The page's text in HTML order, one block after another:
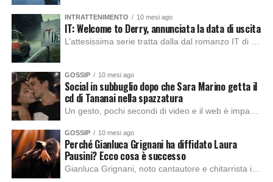
INTRATTENIMENTO 10 mesi ago
IT: Welcome to Derry, annunciata la data di uscita
GOSSIP 10 mesi ago
Social in subbuglio dopo che Sara Marino getta il
cd di Tananai nella spazzatura
GOSSIP 10 mesi ago
Perché Gianluca Grignani ha diffidato Laura
Pausini? Ecco cosa è successo